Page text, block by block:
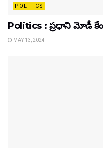
POLITICS
Politics : ప్రధాని మోడీ
MAY 13, 2024